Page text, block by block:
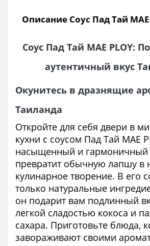
Описание Соус Пад Тай MAE
Соус Пад Тай MAE PLOY:
аутентичный вкус
Окунитесь в дразнящие
Таиланда
Откройте для себя двери в
кухни с соусом Пад Тай MAE
насыщенный и гармоничный
превратит обычную лапшу в
кулинарное творение. В его
только натуральные
он подарит вам подлинный
легкой сладостью кокоса и
сахара. Приготовьте блюда,
завораживают своими